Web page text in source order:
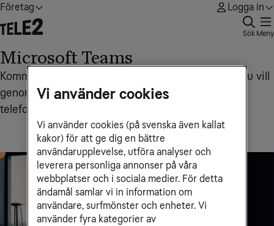
Företag Logga in
Sök Meny
Microsoft Teams
Kommunicera med den du vill, när du vill och hur du vill
genom att koppla Microsoft Teams till mobila
telefonitjänster från Tele2 Företag
Vi använder cookies
Vi använder cookies (på svenska även kallat
kakor) för att ge dig en bättre
användarupplevelse, utföra analyser och
leverera personliga annonser på våra
webbplatser och i sociala medier. För detta
ändamål samlar vi in information om
användare, surfmönster och enheter. Vi
använder fyra kategorier av